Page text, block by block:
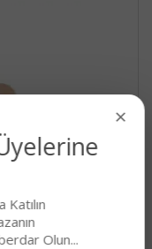
×
Katılın
Olun...